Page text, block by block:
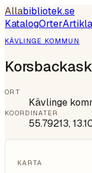
Allabibliotek.se
KatalogOrter
KÄVLINGE KOMMUN
ORT
Kävlinge
KOORDINATER
55.79213,
KARTA